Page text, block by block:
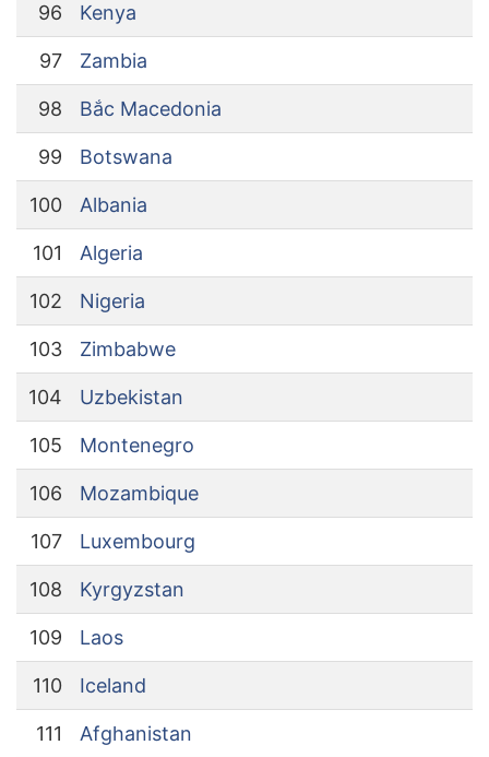
96 Kenya
97 Zambia
98 Bắc Macedonia
99 Botswana
100 Albania
101 Algeria
102 Nigeria
103 Zimbabwe
104 Uzbekistan
105 Montenegro
106 Mozambique
107 Luxembourg
108 Kyrgyzstan
109 Laos
110 Iceland
111 Afghanistan